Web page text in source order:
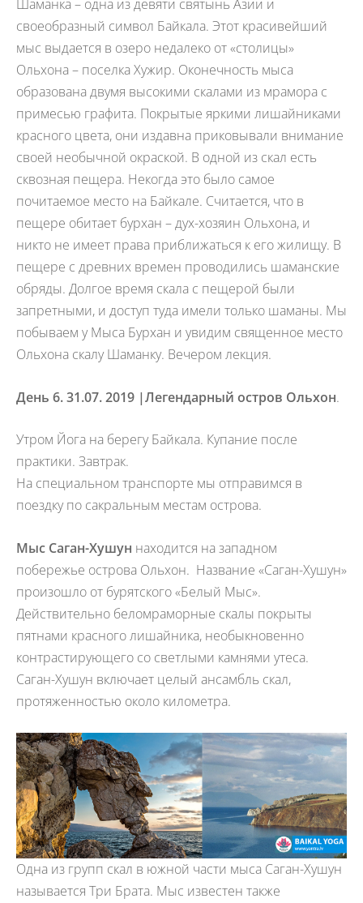
Шаманка – одна из девяти святынь Азии и
своеобразный символ Байкала. Этот красивейший
мыс выдается в озеро недалеко от «столицы»
Ольхона – поселка Хужир. Оконечность мыса
образована двумя высокими скалами из мрамора с
примесью графита. Покрытые яркими лишайниками
красного цвета, они издавна приковывали внимание
своей необычной окраской. В одной из скал есть
сквозная пещера. Некогда это было самое
почитаемое место на Байкале. Считается, что в
пещере обитает бурхан – дух-хозяин Ольхона, и
никто не имеет права приближаться к его жилищу. В
пещере с древних времен проводились шаманские
обряды. Долгое время скала с пещерой были
запретными, и доступ туда имели только шаманы. Мы
побываем у Мыса Бурхан и увидим священное место
Ольхона скалу Шаманку. Вечером лекция.
День 6. 31.07. 2019 |Легендарный остров Ольхон.
Утром Йога на берегу Байкала. Купание после
практики. Завтрак.
На специальном транспорте мы отправимся в
поездку по сакральным местам острова.
Мыс Саган-Хушун находится на западном
побережье острова Ольхон. Название «Саган-Хушун»
произошло от бурятского «Белый Мыс».
Действительно беломраморные скалы покрыты
пятнами красного лишайника, необыкновенно
контрастирующего со светлыми камнями утеса.
Саган-Хушун включает целый ансамбль скал,
протяженностью около километра.
Одна из групп скал в южной части мыса Саган-Хушун
называется Три Брата. Мыс известен также